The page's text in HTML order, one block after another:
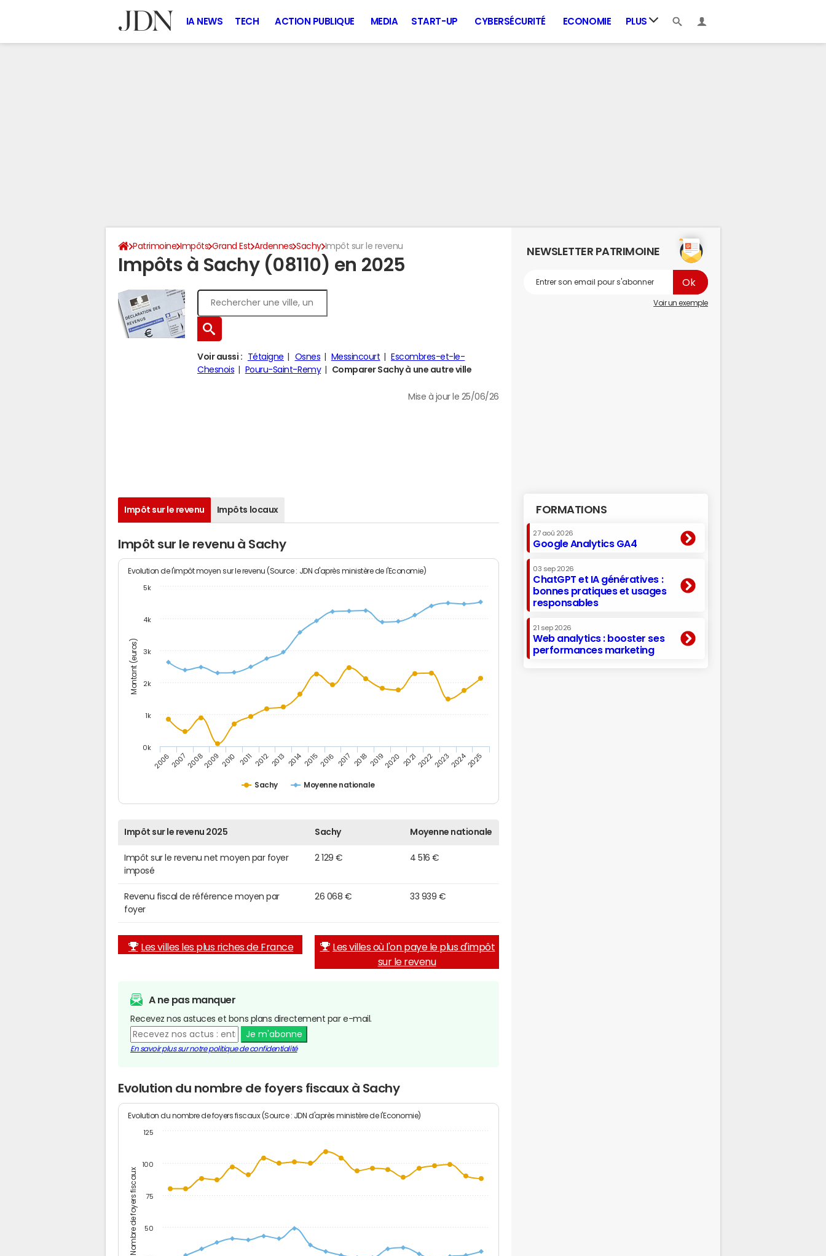
IA NEWS TECH ACTION PUBLIQUE MEDIA START-UP CYBERSÉCURITÉ ECONOMIE PLUS
Patrimoine Impôts Grand Est Ardennes Sachy Impôt sur le revenu
Impôts à Sachy (08110) en 2025
Voir aussi : Tétaigne Osnes Messincourt
Escombres-et-le-
Chesnois
Pouru-Saint-Remy Comparer Sachy à une autre ville
Mise à jour le 25/06/26
Impôt sur le revenu Impôts locaux
Impôt sur le revenu à Sachy
Montant (euros)
Evolution de l'impôt moyen sur le revenu (Source : JDN d'après ministère de l'Economie)
Sachy Moyenne nationale
20062007200820092010 2011 20122013 201420152016 2017 201820192020 20212022202320242025
0k
1k
2k
3k
4k
5k
Impôt sur le revenu 2025 Sachy Moyenne nationale
Impôt sur le revenu net moyen par foyer
imposé
2 129 € 4 516 €
Revenu fiscal de référence moyen par
foyer
26 068 € 33 939 €
Les villes les plus riches de France
Les villes où l'on paye le plus d'impôt
sur le revenu
A ne pas manquer
Recevez nos astuces et bons plans directement par e-mail.
Je m'abonne
En savoir plus sur notre politique de confidentialité
Evolution du nombre de foyers fiscaux à Sachy
Nombre de foyers fiscaux
Evolution du nombre de foyers fiscaux (Source : JDN d'après ministère de l'Economie)
50
75
100
125
NEWSLETTER PATRIMOINE
Voir un exemple
FORMATIONS
27 aoû 2026
Google Analytics GA4
03 sep 2026
ChatGPT et IA génératives :
bonnes pratiques et usages
responsables
21 sep 2026
Web analytics : booster ses
performances marketing